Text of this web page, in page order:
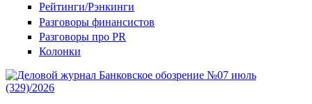
Рейтинги/Рэнкинги
Разговоры финансистов
Разговоры про PR
Колонки